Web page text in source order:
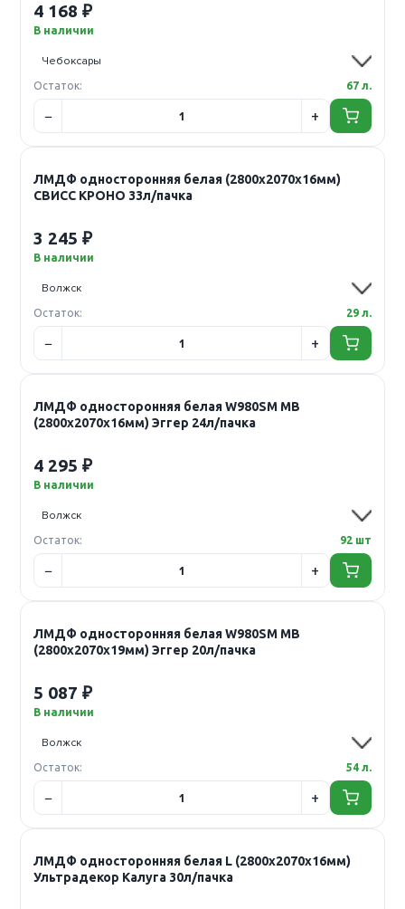
4 168 ₽
В наличии
Остаток: 67 л.
ЛМДФ односторонняя белая (2800х2070х16мм)
СВИСС КРОНО 33л/пачка
3 245 ₽
В наличии
Остаток: 29 л.
ЛМДФ односторонняя белая W980SM MB
(2800х2070х16мм) Эггер 24л/пачка
4 295 ₽
В наличии
Остаток: 92 шт
ЛМДФ односторонняя белая W980SM MB
(2800х2070х19мм) Эггер 20л/пачка
5 087 ₽
В наличии
Остаток: 54 л.
ЛМДФ односторонняя белая L (2800х2070х16мм)
Ультрадекор Калуга 30л/пачка